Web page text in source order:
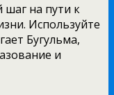
на пути к
Используйте
Бугульма,
и